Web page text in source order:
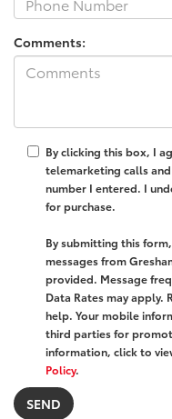
Comments:
By clicking this box, I
telemarketing calls
number I entered. I
for purchase.
By submitting this
messages from
provided. Message
Data Rates may apply.
help. Your mobile
third parties for
information, click to
Policy.